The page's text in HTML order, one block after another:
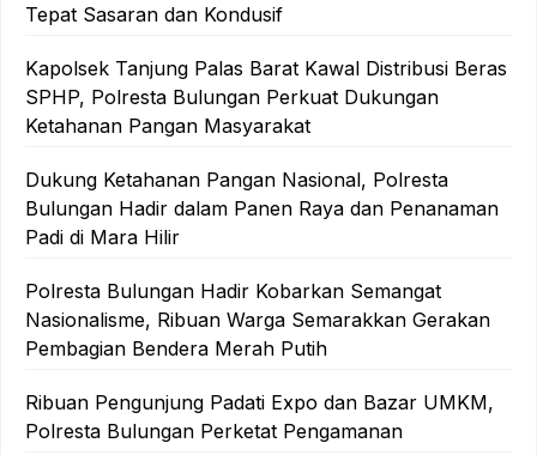
Tepat Sasaran dan Kondusif
Kapolsek Tanjung Palas Barat Kawal Distribusi Beras
SPHP, Polresta Bulungan Perkuat Dukungan
Ketahanan Pangan Masyarakat
Dukung Ketahanan Pangan Nasional, Polresta
Bulungan Hadir dalam Panen Raya dan Penanaman
Padi di Mara Hilir
Polresta Bulungan Hadir Kobarkan Semangat
Nasionalisme, Ribuan Warga Semarakkan Gerakan
Pembagian Bendera Merah Putih
Ribuan Pengunjung Padati Expo dan Bazar UMKM,
Polresta Bulungan Perketat Pengamanan